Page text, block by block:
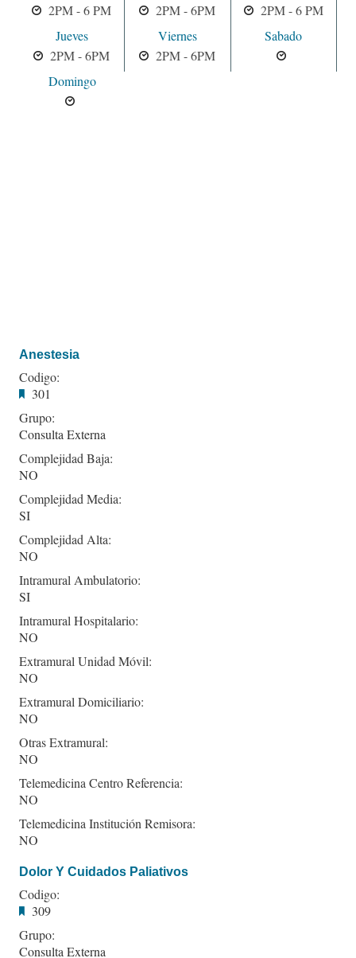
2PM - 6 PM
2PM - 6PM
2PM - 6 PM
Jueves
2PM - 6PM
Viernes
2PM - 6PM
Sabado
Domingo
Anestesia
Codigo:
301
Grupo:
Consulta Externa
Complejidad Baja:
NO
Complejidad Media:
SI
Complejidad Alta:
NO
Intramural Ambulatorio:
SI
Intramural Hospitalario:
NO
Extramural Unidad Móvil:
NO
Extramural Domiciliario:
NO
Otras Extramural:
NO
Telemedicina Centro Referencia:
NO
Telemedicina Institución Remisora:
NO
Dolor Y Cuidados Paliativos
Codigo:
309
Grupo:
Consulta Externa